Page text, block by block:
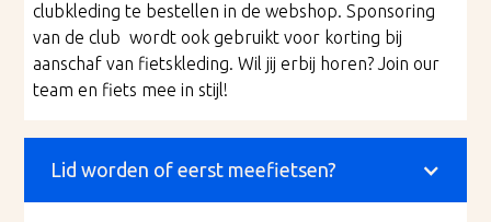
clubkleding te bestellen in de webshop. Sponsoring
van de club wordt ook gebruikt voor korting bij
aanschaf van fietskleding. Wil jij erbij horen? Join our
team en fiets mee in stijl!
Lid worden of eerst meefietsen?